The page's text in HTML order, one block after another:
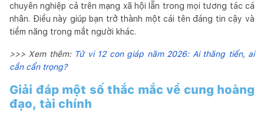
chuyên nghiệp cả trên mạng xã hội lẫn trong mọi tương tác cá
nhân. Điều này giúp bạn trở thành một cái tên đáng tin cậy và
tiềm năng trong mắt người khác.
>>> Xem thêm: Tử vi 12 con giáp năm 2026: Ai thăng tiến, ai
cần cẩn trọng?
Giải đáp một số thắc mắc về cung hoàng
đạo, tài chính